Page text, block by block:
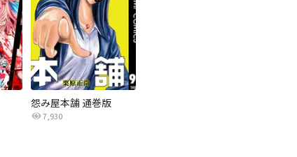
怨み屋本舗 通巻版
7,930